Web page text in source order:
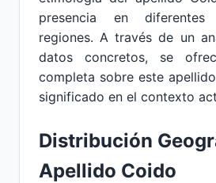
presencia en
regiones. A través de un
datos concretos, se
completa sobre este
significado en el contexto
Distribución
Apellido Coido